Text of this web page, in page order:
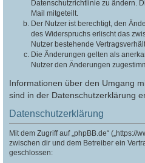
Datenschutzrichtlinie zu ändern.
Mail mitgeteilt.
Der Nutzer ist berechtigt, den
des Widerspruchs erlischt das
Nutzer bestehende
Die Änderungen gelten als
Nutzer den Änderungen
Informationen über den Umgang
sind in der Datenschutzerklärung
Datenschutzerklärung
Mit dem Zugriff auf „phpBB.de“ („https://
zwischen dir und dem Betreiber ein
geschlossen: